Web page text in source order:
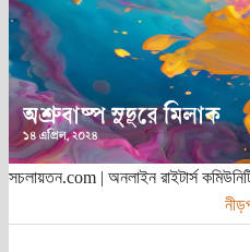
সচলায়তন.com | অনলাইন রাইটার্স